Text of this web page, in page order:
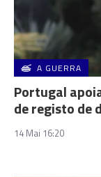
A GUERRA
Portugal
de registo de
14 Mai 16:20